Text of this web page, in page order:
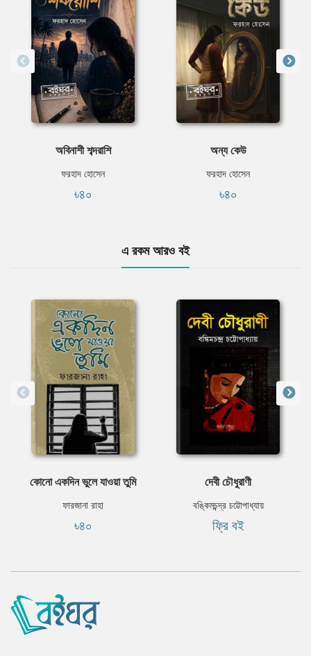
অবিনাশী শব্দরাশি
ফরহাদ হোসেন
৳৪০
অন্য কেউ
ফরহাদ হোসেন
৳৪০
এ রকম আরও বই
কোনো একদিন ভুলে যাওয়া তুমি
ফারজানা রাহা
৳৪০
দেবী চৌধুরাণী
বঙ্কিমচন্দ্র চট্টোপাধ্যায়
ফ্রি বই